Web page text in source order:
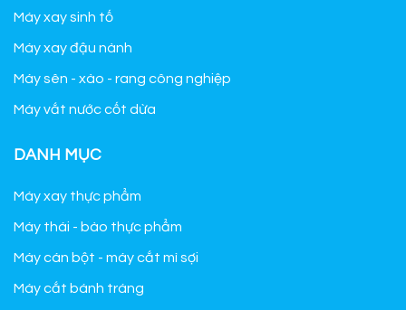
Máy xay sinh tố
Máy xay đậu nành
Máy sên - xào - rang công nghiệp
Máy vắt nước cốt dừa
DANH MỤC
Máy xay thực phẩm
Máy thái - bào thực phẩm
Máy cán bột - máy cắt mì sợi
Máy cắt bánh tráng